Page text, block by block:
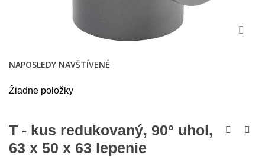
NAPOSLEDY NAVŠTÍVENÉ
Žiadne položky
T - kus redukovaný, 90° uhol,
63 x 50 x 63 lepenie